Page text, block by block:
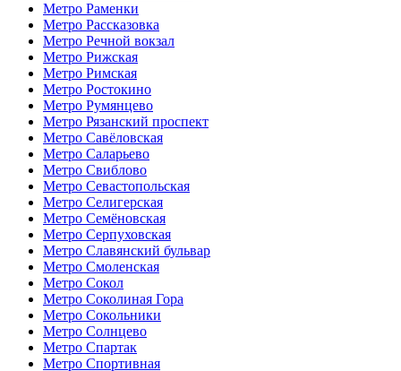
Метро Раменки
Метро Рассказовка
Метро Речной вокзал
Метро Рижская
Метро Римская
Метро Ростокино
Метро Румянцево
Метро Рязанский проспект
Метро Савёловская
Метро Саларьево
Метро Свиблово
Метро Севастопольская
Метро Селигерская
Метро Семёновская
Метро Серпуховская
Метро Славянский бульвар
Метро Смоленская
Метро Сокол
Метро Соколиная Гора
Метро Сокольники
Метро Солнцево
Метро Спартак
Метро Спортивная